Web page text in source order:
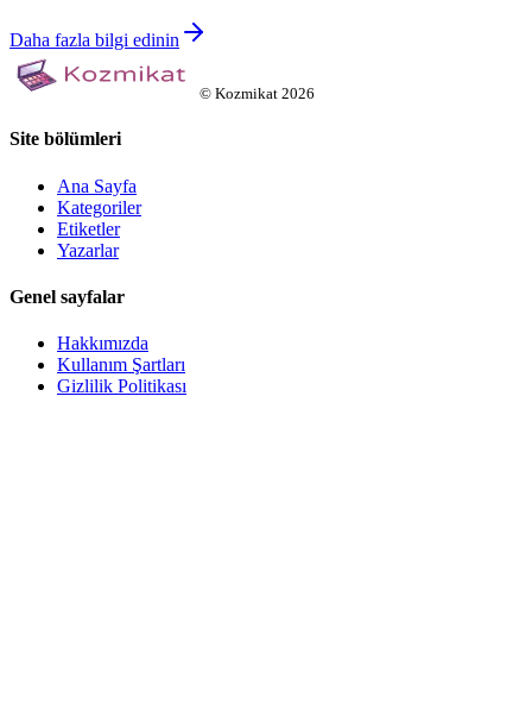
Daha fazla bilgi edinin
© Kozmikat 2026
Site bölümleri
Ana Sayfa
Kategoriler
Etiketler
Yazarlar
Genel sayfalar
Hakkımızda
Kullanım Şartları
Gizlilik Politikası